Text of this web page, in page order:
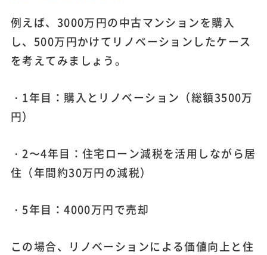
例えば、3000万円の中古マンションを購入
し、500万円かけてリノベーションしたケース
を考えてみましょう。
・1年目：購入とリノベーション（総額3500万
円）
・2〜4年目：住宅ローン減税を活用しながら居
住（年間約30万円の減税）
・5年目：4000万円で売却
この場合、リノベーションによる価値向上と住